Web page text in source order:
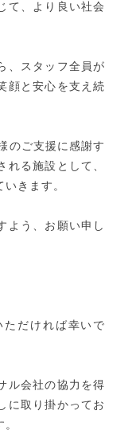
て、より良い社会
、スタッフ全員が
顔と安心を支え続
のご支援に感謝す
れる施設として、
きます。
よう、お願い申し
ただければ幸いで
ル会社の協力を得
に取り掛かってお